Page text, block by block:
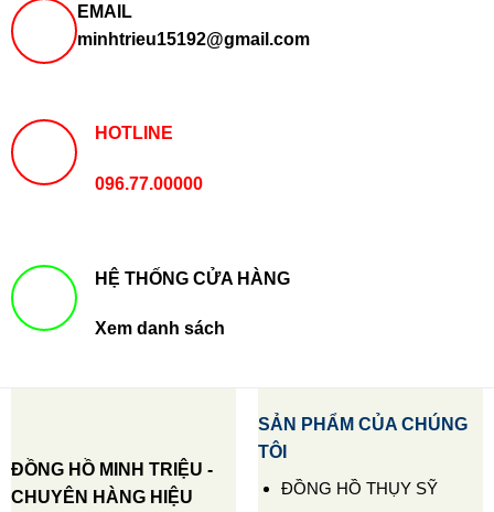
EMAIL
minhtrieu15192@gmail.com
HOTLINE
096.77.00000
HỆ THỐNG CỬA HÀNG
Xem danh sách
ĐỒNG HỒ MINH TRIỆU -
CHUYÊN HÀNG HIỆU
SẢN PHẨM CỦA CHÚNG
TÔI
ĐỒNG HỒ THỤY SỸ